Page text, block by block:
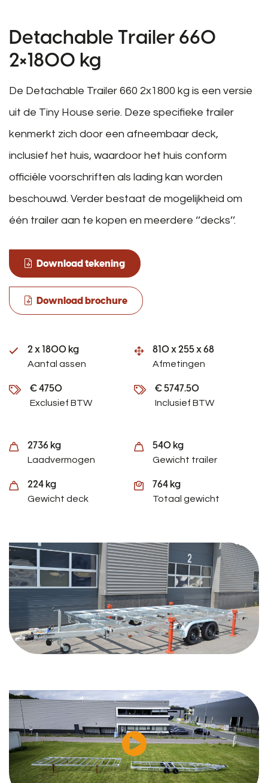
Detachable Trailer 660
2×1800 kg
De Detachable Trailer 660 2x1800 kg is een versie
uit de Tiny House serie. Deze specifieke trailer
kenmerkt zich door een afneembaar deck,
inclusief het huis, waardoor het huis conform
officiële voorschriften als lading kan worden
beschouwd. Verder bestaat de mogelijkheid om
één trailer aan te kopen en meerdere ‘’decks’’.
Download tekening
Download brochure
2 x 1800 kg
Aantal assen
810 x 255 x 68
Afmetingen
€ 4750
Exclusief BTW
€ 5747.50
Inclusief BTW
2736 kg
Laadvermogen
540 kg
Gewicht trailer
224 kg
Gewicht deck
764 kg
Totaal gewicht